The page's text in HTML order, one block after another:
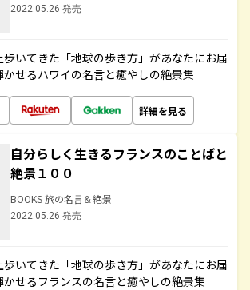
2022.05.26 発売
いてきた「地球の歩き方」があなたにお届
かせるハワイの名言と癒やしの絶景集
詳細を見る
自分らしく生きるフランスのことばと
絶景１００
BOOKS 旅の名言＆絶景
2022.05.26 発売
いてきた「地球の歩き方」があなたにお届
かせるフランスの名言と癒やしの絶景集